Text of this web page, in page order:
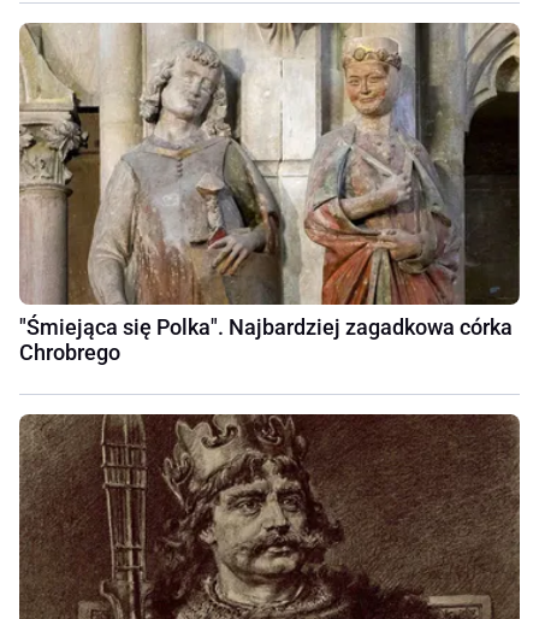
"Śmiejąca się Polka". Najbardziej zagadkowa córka
Chrobrego